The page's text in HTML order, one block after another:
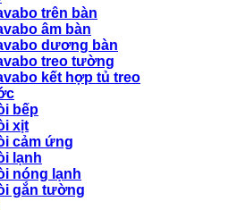
trên bàn
âm bàn
dương bàn
treo tường
kết hợp tủ treo
bếp
xịt
cảm ứng
lạnh
nóng lạnh
gắn tường